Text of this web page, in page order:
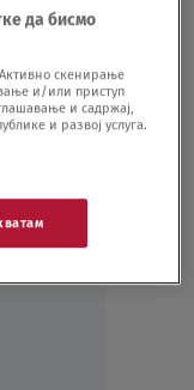
protiv Vuka
да бисмо
скенирање
и/или приступ
и садржај,
и развој услуга.